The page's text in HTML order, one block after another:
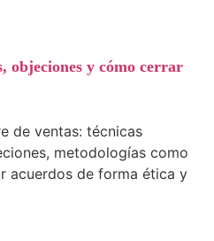
objeciones y cómo cerrar
de ventas: técnicas
metodologías como
acuerdos de forma ética y